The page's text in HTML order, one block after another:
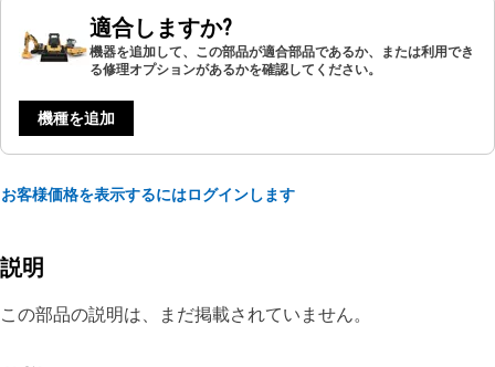
適合しますか?
機器を追加して、この部品が適合部品であるか、または利用でき
る修理オプションがあるかを確認してください。
機種を追加
お客様価格を表示するにはログインします
説明
この部品の説明は、まだ掲載されていません。